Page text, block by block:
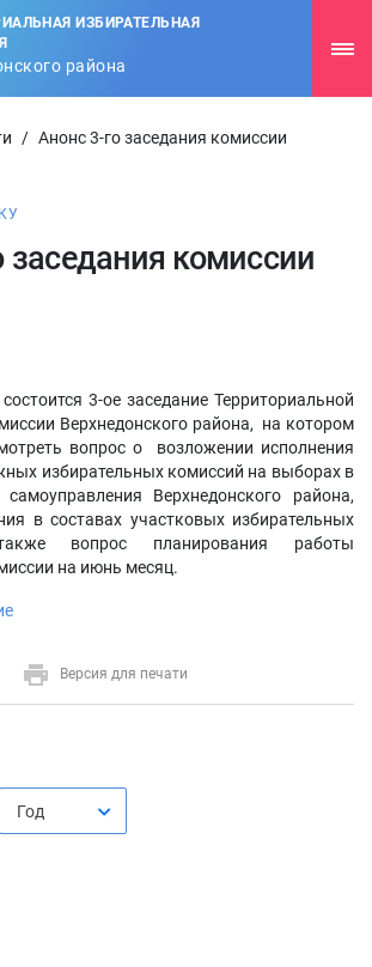
ИЗБИРАТЕЛЬНАЯ
района
/ Анонс 3-го заседания комиссии
заседания комиссии
3-ое заседание Территориальной
Верхнедонского района, на котором
вопрос о возложении исполнения
избирательных комиссий на выборах в
Верхнедонского района,
в составах участковых избирательных
вопрос планирования работы
на июнь месяц.
Версия для печати
Год